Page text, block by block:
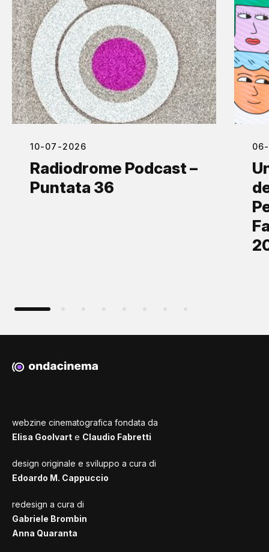
10-07-2026
Radiodrome Podcast –
Puntata 36
webzine cinematografica fondata da
Elisa Goolvart e Claudio Fabretti
design originale e sviluppo a cura di
Edoardo M. Cappuccio
redesign a cura di
Gabriele Brombin
Anna Quaranta